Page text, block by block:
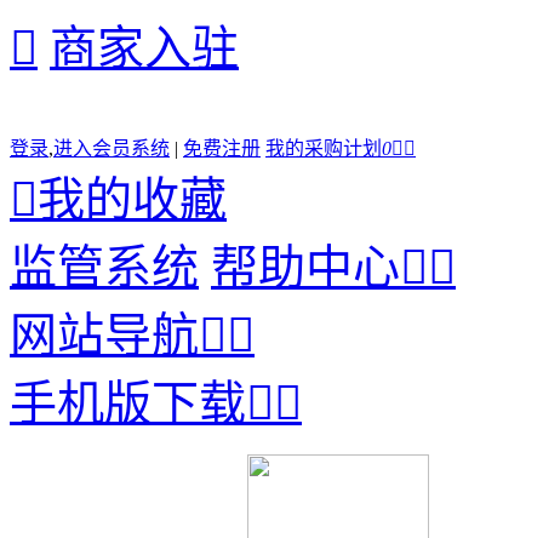
 商家入驻
登录,进入会员系统 | 免费注册 我的采购计划 0 
我的收藏
监管系统 帮助中心
网站导航
手机版下载